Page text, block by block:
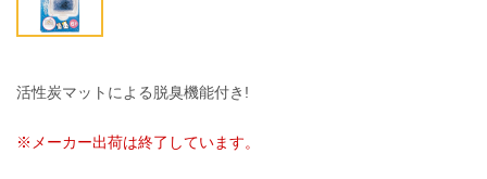
活性炭マットによる脱臭機能付き!
※メーカー出荷は終了しています。